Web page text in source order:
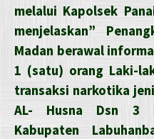
melalui Kapolsek
menjelaskan”
Madan berawal
1 (satu) orang Laki-
transaksi narkotika
AL- Husna Dsn 3
Kabupaten